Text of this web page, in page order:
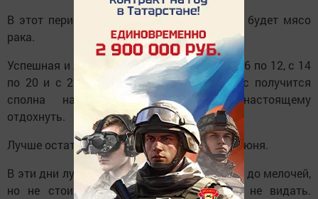
В этот период одной из лучших приманок будет мясо
рака.
Успешная и лёгкая рыбалка вас ожидает с 6 по 12, с 14
по 20 и с 26 по 30 июня. В эти дни у вас получится
сполна насладиться клёвом и по-настоящему
отдохнуть.
Лучше остаться дома с 1 по 5 и с 21 по 25 июня.
В эти дни лучше продумайте свою вылазку до мелочей,
но не стоит тратить время, рыбы вам не видать.